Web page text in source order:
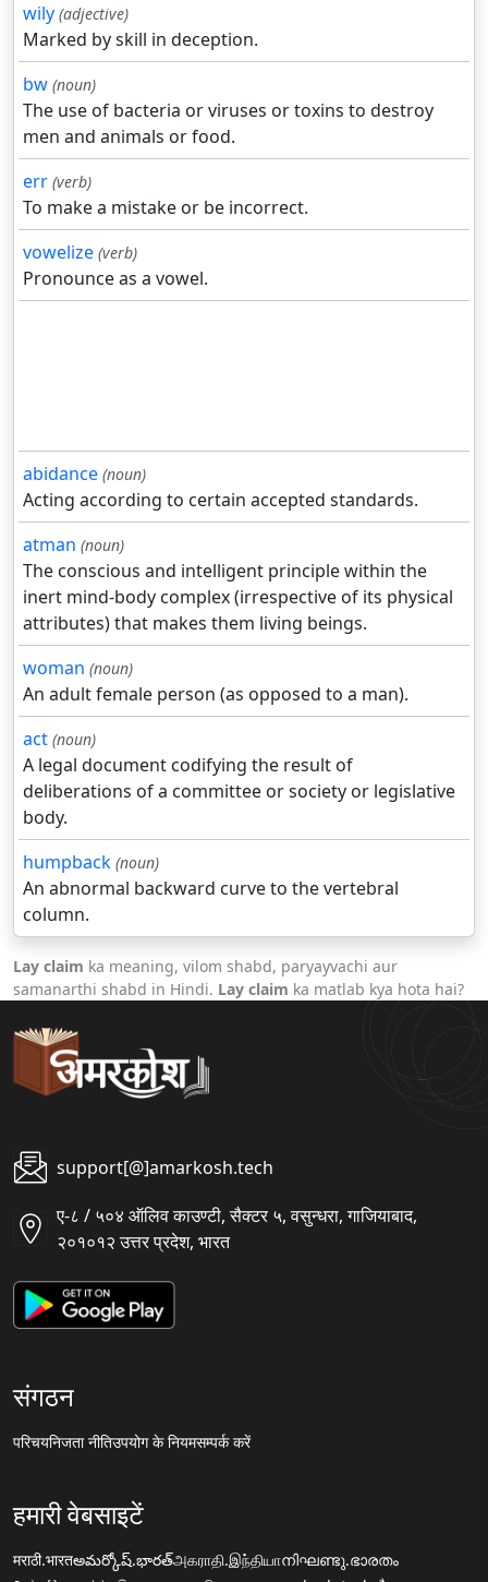
wily (adjective)
Marked by skill in deception.
bw (noun)
The use of bacteria or viruses or toxins to destroy
men and animals or food.
err (verb)
To make a mistake or be incorrect.
vowelize (verb)
Pronounce as a vowel.
abidance (noun)
Acting according to certain accepted standards.
atman (noun)
The conscious and intelligent principle within the
inert mind-body complex (irrespective of its physical
attributes) that makes them living beings.
woman (noun)
An adult female person (as opposed to a man).
act (noun)
A legal document codifying the result of
deliberations of a committee or society or legislative
body.
humpback (noun)
An abnormal backward curve to the vertebral
column.
Lay claim ka meaning, vilom shabd, paryayvachi aur
samanarthi shabd in Hindi. Lay claim ka matlab kya hota hai?
support[@]amarkosh.tech
ए-८ / ५०४ ऑलिव काउण्टी, सैक्टर ५, वसुन्धरा, गाजियाबाद,
२०१०१२ उत्तर प्रदेश, भारत
संगठन
परिचयनिजता नीतिउपयोग के नियमसम्पर्क करें
हमारी वेबसाइटें
मराठी.भारतఅమర్కోష్.భారత్அகராதி.இந்தியாനിഘണ്ടു.ഭാരതം